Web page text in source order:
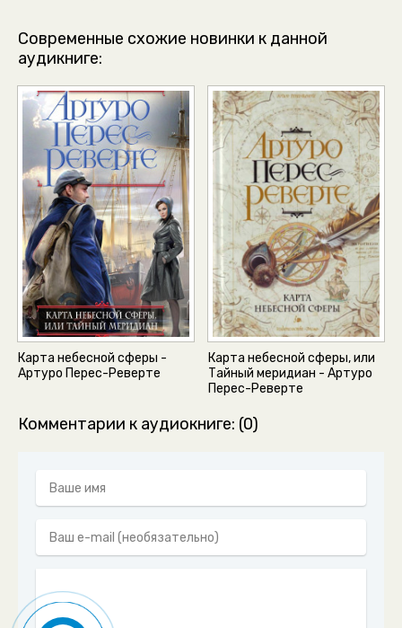
Современные схожие новинки к данной
аудикниге:
Карта небесной сферы -
Артуро Перес-Реверте
Карта небесной сферы, или
Тайный меридиан - Артуро
Перес-Реверте
Комментарии к аудиокниге: (0)